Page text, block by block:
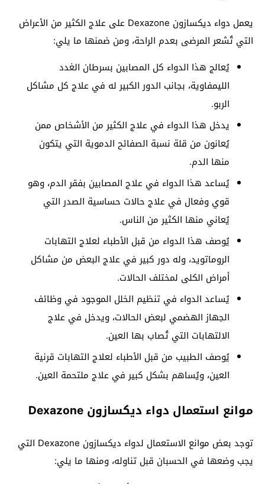
يعمل دواء ديكسازون Dexazone على علاج الكثير من الأعراض
التي تُشعر المرضى بعدم الراحة، ومن ضمنها ما يلي:
يُعالج هذا الدواء كل المصابين بسرطان الغدد
الليمفاوية، بجانب الدور الكبير له في علاج كل مشاكل
الربو.
يدخل هذا الدواء في علاج الكثير من الأشخاص ممن
يُعانون من قلة نسبة الصفائح الدموية التي يتكون
منها الدم.
يُساعد هذا الدواء في علاج المصابين بفقر الدم، وهو
قوي وفعال في علاج حالات حساسية الصدر التي
يُعاني منها الكثير من الناس.
يُوصف هذا الدواء من قبل الأطباء لعلاج التهابات
الروماتويد، وله دور كبير في علاج البعض من مشاكل
أمراض الكلى لمختلف الحالات.
يُساعد الدواء في تنظيم الخلل الموجود في وظائف
الجهاز الهضمي لبعض الحالات، ويدخل في علاج
الالتهابات التي تُصاب بها العين.
يُوصف الطبيب من قبل الأطباء لعلاج التهابات قرنية
العين، ويُساهم بشكل كبير في علاج ملتحمة العين.
موانع استعمال دواء ديكسازون Dexazone
توجد بعض موانع الاستعمال لدواء ديكسازون Dexazone التي
يجب وضعها في الحسبان قبل تناوله، ومنها ما يلي: